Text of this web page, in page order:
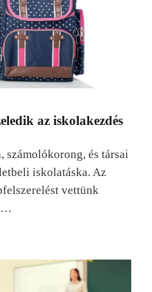
az iskolakezdés
számolókorong, és társai
iskolatáska. Az
vettünk